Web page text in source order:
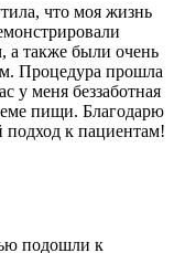
что моя жизнь
а также были очень
Процедура прошла
у меня беззаботная
пищи. Благодарю
подход к пациентам!
подошли к